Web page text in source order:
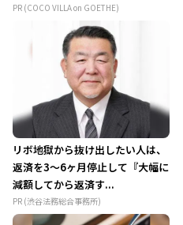
PR (COCO VILLA on GOETHE)
リボ地獄から抜け出したい人は、
返済を3～6ヶ月停止して『大幅に
減額してから返済す...
PR (渋谷法務総合事務所)